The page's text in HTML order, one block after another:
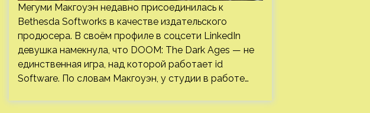
Мегуми Макгоуэн недавно присоединилась к
Bethesda Softworks в качестве издательского
продюсера. В своём профиле в соцсети LinkedIn
девушка намекнула, что DOOM: The Dark Ages — не
единственная игра, над которой работает id
Software. По словам Макгоуэн, у студии в работе…